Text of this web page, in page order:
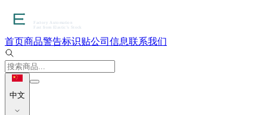
首页商品警告标识贴公司信息联系我们
中文